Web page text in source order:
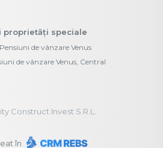
proprietăți speciale
de vânzare Venus
de vânzare Venus, Central
Construct Invest S.R.L.
în